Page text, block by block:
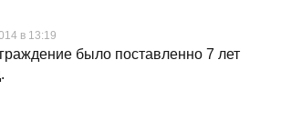
в 13:19
было поставленно 7 лет